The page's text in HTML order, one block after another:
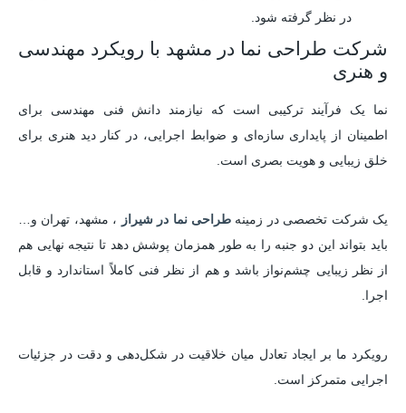
در نظر گرفته شود.
شرکت طراحی نما در مشهد با رویکرد مهندسی
و هنری
نما یک فرآیند ترکیبی است که نیازمند دانش فنی مهندسی برای
اطمینان از پایداری سازه‌ای و ضوابط اجرایی، در کنار دید هنری برای
خلق زیبایی و هویت بصری است.
یک شرکت تخصصی در زمینهطراحی نما در شیراز
، مشهد، تهران و…
باید بتواند این دو جنبه را به طور همزمان پوشش دهد تا نتیجه نهایی هم
از نظر زیبایی چشم‌نواز باشد و هم از نظر فنی کاملاً استاندارد و قابل
اجرا.
رویکرد ما بر ایجاد تعادل میان خلاقیت در شکل‌دهی و دقت در جزئیات
اجرایی متمرکز است.